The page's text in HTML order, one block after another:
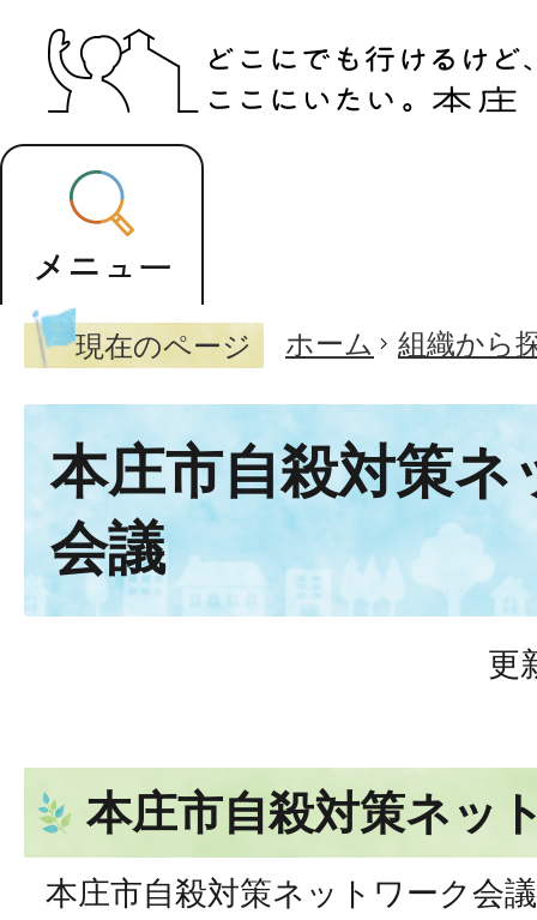
現在のページ ホーム 組織から
本庄市自殺対策ネ
会議
更
本庄市自殺対策ネッ
本庄市自殺対策ネットワーク会